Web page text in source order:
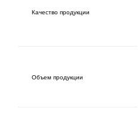
Качество продукции
Объем продукции